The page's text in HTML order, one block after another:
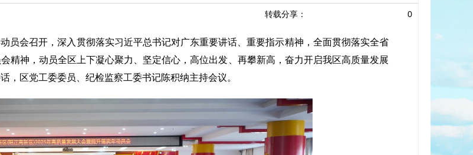
转载分享： 0
会召开，深入贯彻落实习近平总书记对广东重要讲话、重要指示精神，全面贯彻落实全省
精神，动员全区上下凝心聚力、坚定信心，高位出发、再攀新高，奋力开启我区高质量发展
，区党工委委员、纪检监察工委书记陈积纳主持会议。